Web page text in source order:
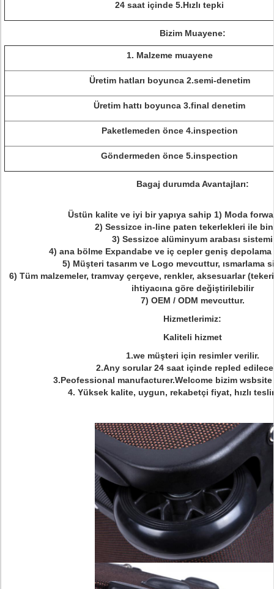
24 saat içinde 5.Hızlı tepki
Bizim Muayene:
1. Malzeme muayene
Üretim hatları boyunca 2.semi-denetim
Üretim hattı boyunca 3.final denetim
Paketlemeden önce 4.inspection
Göndermeden önce 5.inspection
Bagaj durumda Avantajları:
Üstün kalite ve iyi bir yapıya sahip 1) Moda
2) Sessizce in-line paten tekerlekleri ile
3) Sessizce alüminyum arabası sistemi
4) ana bölme Expandabe ve iç cepler geniş depolama
5) Müşteri tasarım ve Logo mevcuttur, ısmarlama
6) Tüm malzemeler, tramvay çerçeve, renkler, aksesuarlar
ihtiyacına göre değiştirilebilir
7) OEM / ODM mevcuttur.
Hizmetlerimiz:
Kaliteli hizmet
1.we müşteri için resimler verilir.
2.Any sorular 24 saat içinde repled
3.Peofessional manufacturer.Welcome bizim
4. Yüksek kalite, uygun, rekabetçi fiyat, hızlı